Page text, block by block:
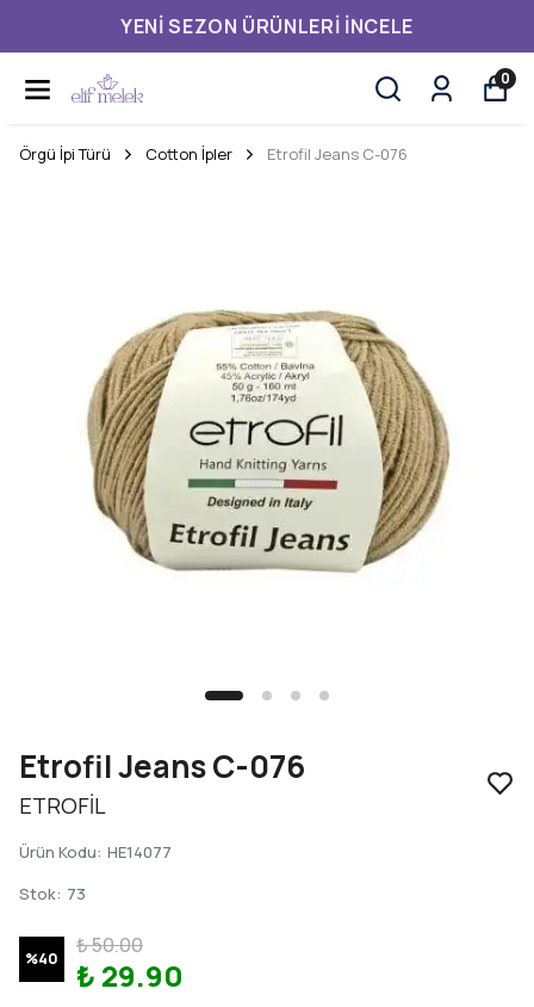
YENI SEZON ÜRÜNLERI İNCELE
0
Örgü İpi Türü Cotton İpler Etrofil Jeans C-076
Etrofil Jeans C-076
ETROFİL
Ürün Kodu: HE14077
Stok: 73
%40
₺ 50.00
₺ 29.90